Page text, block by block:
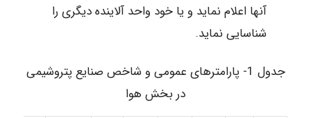
آنها اعلام نماید و یا خود واحد آلاینده دیگری را
شناسایی نماید.
جدول 1- پارامترهای عمومی و شاخص صنایع پتروشیمی
در بخش هوا